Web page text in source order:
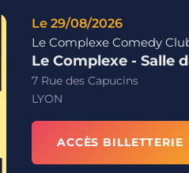
Le 29/08/2026
Le Complexe Comedy
Le Complexe - Salle
7 Rue des Capucins
LYON
ACCÈS BILLETTERIE